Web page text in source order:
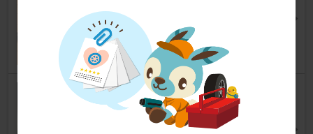
15
カーテン取付
デリカミニ [B34A/B35A/B37A/B38A]
snoopy@さん